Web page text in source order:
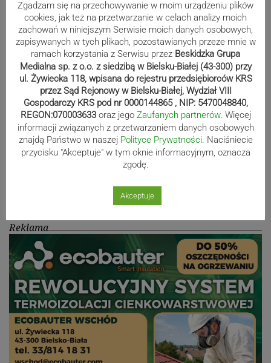
80-lecie Soły Kobiernice. Będzie się
działo! SZCZEGÓŁOWY PROGRAM
Kaniów stolicą europejskiego kajak
polo. Kilkadziesiąt drużyn z całej
Europy rywalizowało przez trzy dni
Nakamura z dubletem w Wiśle.
Dyskwalifikacja Waszka zmieniła
klasyfikację Polaków
Reklama
Zgadzam się na przechowywanie w moim urządzeniu plików
cookies, jak też na przetwarzanie w celach analizy moich
zachowań w niniejszym Serwisie moich danych osobowych,
zapisywanych w tych plikach, pozostawianych przeze mnie w
ramach korzystania z Serwisu przez Beskidzka Grupa
Medialna sp. z o.o. z siedzibą w Bielsku-Białej (43-300) przy
ul. Żywiecka 118, wpisana do rejestru przedsiębiorców KRS
przez Sąd Rejonowy w Bielsku-Białej, Wydział VIII
Gospodarczy KRS pod nr 0000144865 , NIP: 5470048840,
REGON:070003633 oraz jego Zaufanych partnerów. Więcej
informacji związanych z przetwarzaniem danych osobowych
znajdą Państwo w naszej Polityce Prywatności. Naciśniecie
przycisku "Akceptuje" w tym oknie informacyjnym, oznacza
zgodę.
Akceptuje